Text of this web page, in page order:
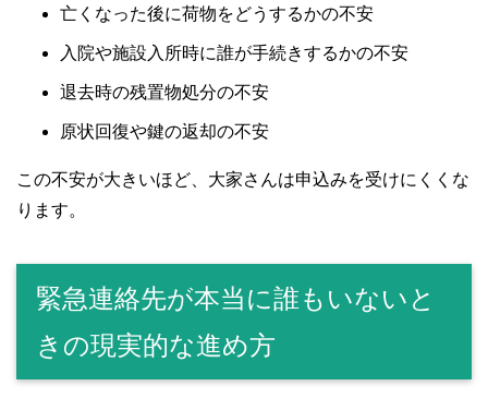
亡くなった後に荷物をどうするかの不安
入院や施設入所時に誰が手続きするかの不安
退去時の残置物処分の不安
原状回復や鍵の返却の不安
この不安が大きいほど、大家さんは申込みを受けにくくな
ります。
緊急連絡先が本当に誰もいないと
きの現実的な進め方